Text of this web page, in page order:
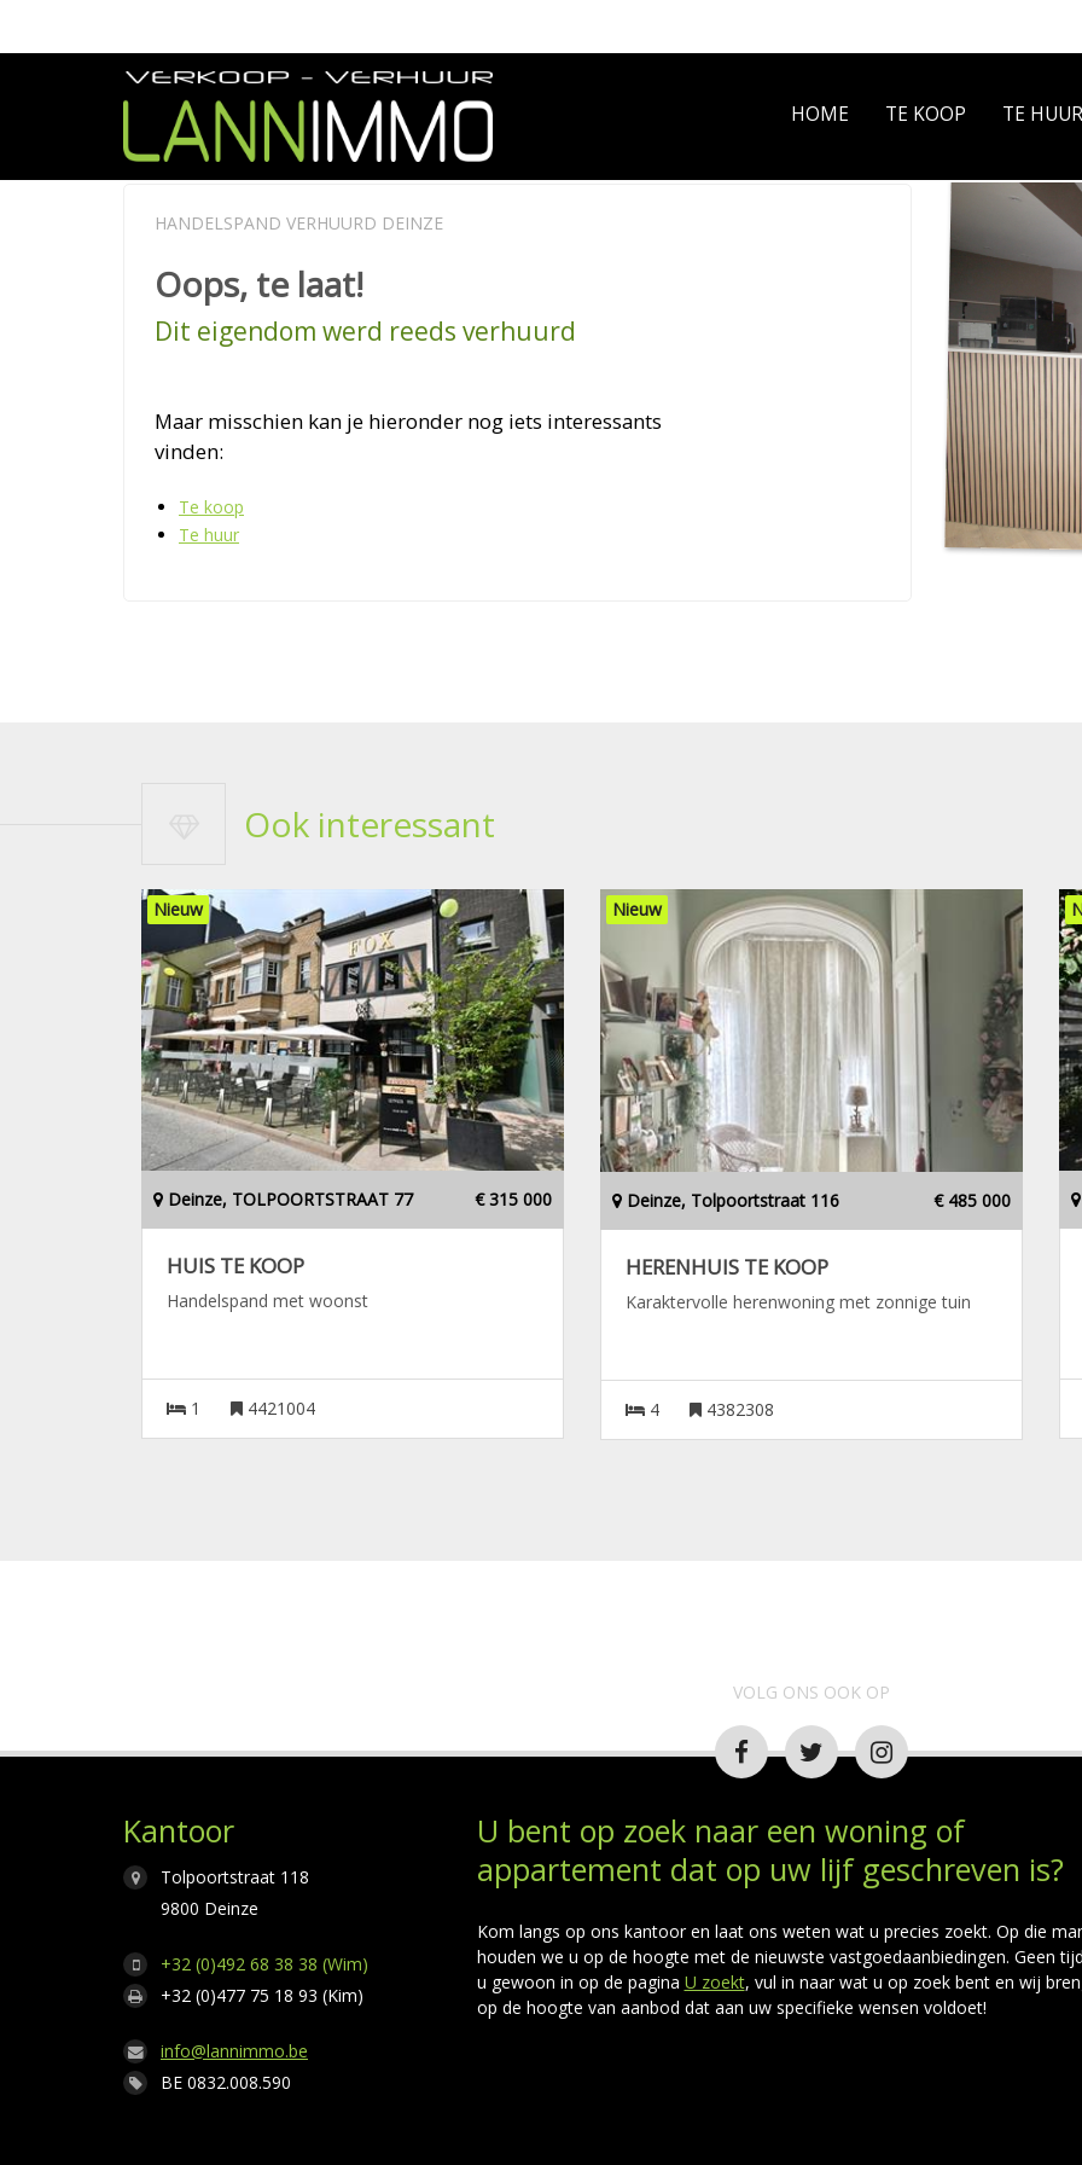
HOME TE KOOP TE HUUR
HANDELSPAND VERHUURD DEINZE
Oops, te laat!
Dit eigendom werd reeds verhuurd
Maar misschien kan je hieronder nog iets interessants
vinden:
Te koop
Te huur
Ook interessant
Nieuw
Deinze, TOLPOORTSTRAAT 77 € 315 000
HUIS TE KOOP
Handelspand met woonst
1 4421004
Nieuw
Deinze, Tolpoortstraat 116 € 485 000
HERENHUIS TE KOOP
Karaktervolle herenwoning met zonnige tuin
4 4382308
VOLG ONS OOK OP
Kantoor
Tolpoortstraat 118
9800 Deinze
+32 (0)492 68 38 38 (Wim)
+32 (0)477 75 18 93 (Kim)
info@lannimmo.be
BE 0832.008.590
U bent op zoek naar een woning of
appartement dat op uw lijf geschreven is?
Kom langs op ons kantoor en laat ons weten wat u precies zoekt. Op die
houden we u op de hoogte met de nieuwste vastgoedaanbiedingen. Geen
u gewoon in op de pagina U zoekt, vul in naar wat u op zoek bent en wij
op de hoogte van aanbod dat aan uw specifieke wensen voldoet!